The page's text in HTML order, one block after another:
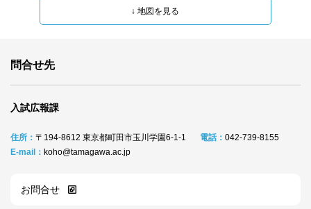
問合せ先
入試広報課
住所： 〒194‐8612 東京都町田市玉川学園6‐1‐1 電話： 042‐739‐8155
E-mail： koho@tamagawa.ac.jp
お問合せ